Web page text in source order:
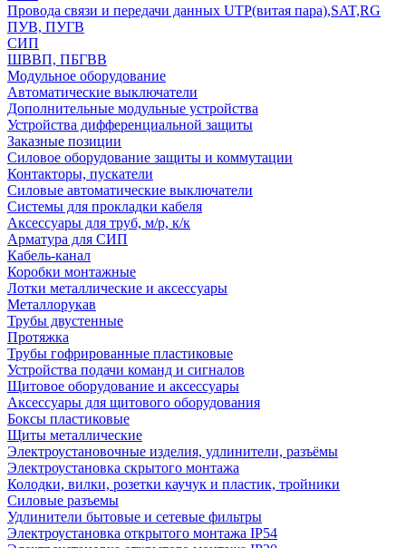
Провода связи и передачи данных UTP(витая пара),SAT,RG
ПУВ, ПУГВ
СИП
ШВВП, ПБГВВ
Модульное оборудование
Автоматические выключатели
Дополнительные модульные устройства
Устройства дифференциальной защиты
Заказные позиции
Силовое оборудование защиты и коммутации
Контакторы, пускатели
Силовые автоматические выключатели
Системы для прокладки кабеля
Аксессуары для труб, м/р, к/к
Арматура для СИП
Кабель-канал
Коробки монтажные
Лотки металлические и аксессуары
Металлорукав
Трубы двустенные
Протяжка
Трубы гофрированные пластиковые
Устройства подачи команд и сигналов
Щитовое оборудование и аксессуары
Аксессуары для щитового оборудования
Боксы пластиковые
Щиты металлические
Электроустановочные изделия, удлинители, разъёмы
Электроустановка скрытого монтажа
Колодки, вилки, розетки каучук и пластик, тройники
Силовые разъемы
Удлинители бытовые и сетевые фильтры
Электроустановка открытого монтажа IP54